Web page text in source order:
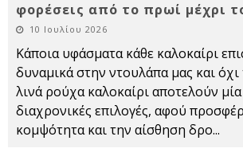
φορέσεις από το πρωί μέχρι
10 Ιουλίου 2026
Κάποια υφάσματα κάθε καλοκαίρι
δυναμικά στην ντουλάπα μας και όχι
λινά ρούχα καλοκαίρι αποτελούν
διαχρονικές επιλογές, αφού
κομψότητα και την αίσθηση δρο...